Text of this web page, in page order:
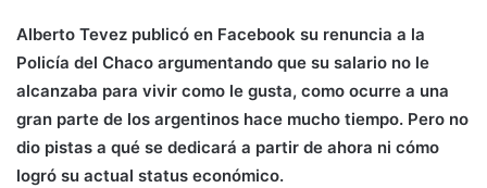
Alberto Tevez publicó en Facebook su renuncia a la
Policía del Chaco argumentando que su salario no le
alcanzaba para vivir como le gusta, como ocurre a una
gran parte de los argentinos hace mucho tiempo. Pero no
dio pistas a qué se dedicará a partir de ahora ni cómo
logró su actual status económico.